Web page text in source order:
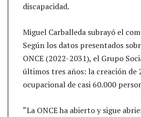
discapacidad.
Miguel Carballeda subrayó el
Según los datos presentados
ONCE (2022-2031), el Grupo
últimos tres años: la creación de
ocupacional de casi 60.000
“La ONCE ha abierto y sigue